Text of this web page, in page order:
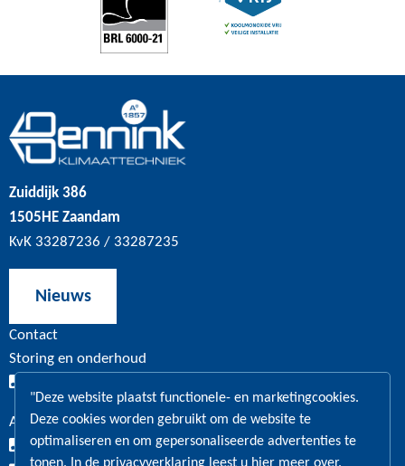
"Deze website plaatst functionele- en marketingcookies.
Deze cookies worden gebruikt om de website te
optimaliseren en om gepersonaliseerde advertenties te
tonen. In de privacyverklaring leest u hier meer over.
Zuiddijk 386
1505HE Zaandam
KvK 33287236 / 33287235
Nieuws
Contact
Storing en onderhoud
Algemeen en administratie
020 – 630 11 22